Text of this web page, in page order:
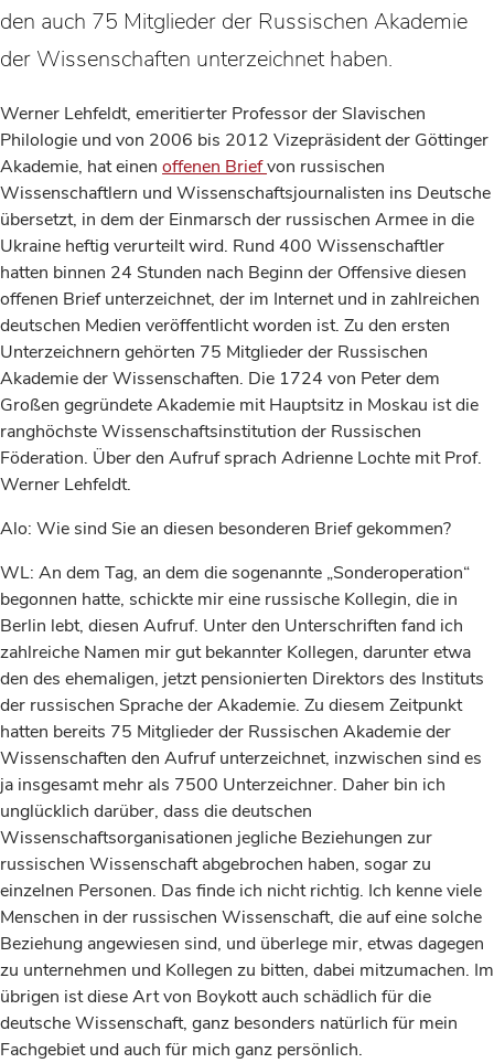
den auch 75 Mitglieder der Russischen Akademie
der Wissenschaften unterzeichnet haben.
Werner Lehfeldt, emeritierter Professor der Slavischen
Philologie und von 2006 bis 2012 Vizepräsident der Göttinger
Akademie, hat einen offenen Briefvon russischen
Wissenschaftlern und Wissenschaftsjournalisten ins Deutsche
übersetzt, in dem der Einmarsch der russischen Armee in die
Ukraine heftig verurteilt wird. Rund 400 Wissenschaftler
hatten binnen 24 Stunden nach Beginn der Offensive diesen
offenen Brief unterzeichnet, der im Internet und in zahlreichen
deutschen Medien veröffentlicht worden ist. Zu den ersten
Unterzeichnern gehörten 75 Mitglieder der Russischen
Akademie der Wissenschaften. Die 1724 von Peter dem
Großen gegründete Akademie mit Hauptsitz in Moskau ist die
ranghöchste Wissenschaftsinstitution der Russischen
Föderation. Über den Aufruf sprach Adrienne Lochte mit Prof.
Werner Lehfeldt.
Alo: Wie sind Sie an diesen besonderen Brief gekommen?
WL: An dem Tag, an dem die sogenannte „Sonderoperation“
begonnen hatte, schickte mir eine russische Kollegin, die in
Berlin lebt, diesen Aufruf. Unter den Unterschriften fand ich
zahlreiche Namen mir gut bekannter Kollegen, darunter etwa
den des ehemaligen, jetzt pensionierten Direktors des Instituts
der russischen Sprache der Akademie. Zu diesem Zeitpunkt
hatten bereits 75 Mitglieder der Russischen Akademie der
Wissenschaften den Aufruf unterzeichnet, inzwischen sind es
ja insgesamt mehr als 7500 Unterzeichner. Daher bin ich
unglücklich darüber, dass die deutschen
Wissenschaftsorganisationen jegliche Beziehungen zur
russischen Wissenschaft abgebrochen haben, sogar zu
einzelnen Personen. Das finde ich nicht richtig. Ich kenne viele
Menschen in der russischen Wissenschaft, die auf eine solche
Beziehung angewiesen sind, und überlege mir, etwas dagegen
zu unternehmen und Kollegen zu bitten, dabei mitzumachen. Im
übrigen ist diese Art von Boykott auch schädlich für die
deutsche Wissenschaft, ganz besonders natürlich für mein
Fachgebiet und auch für mich ganz persönlich.